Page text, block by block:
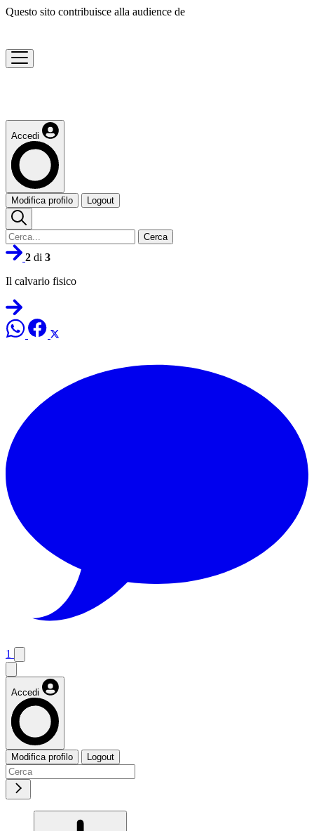
Questo sito contribuisce alla audience de
Accedi
Modifica profilo Logout
Cerca
2 di 3
Il calvario fisico
1
Accedi
Modifica profilo Logout